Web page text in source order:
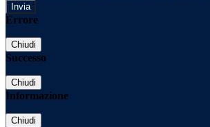
Errore
Chiudi
Successo
Chiudi
Informazione
Chiudi